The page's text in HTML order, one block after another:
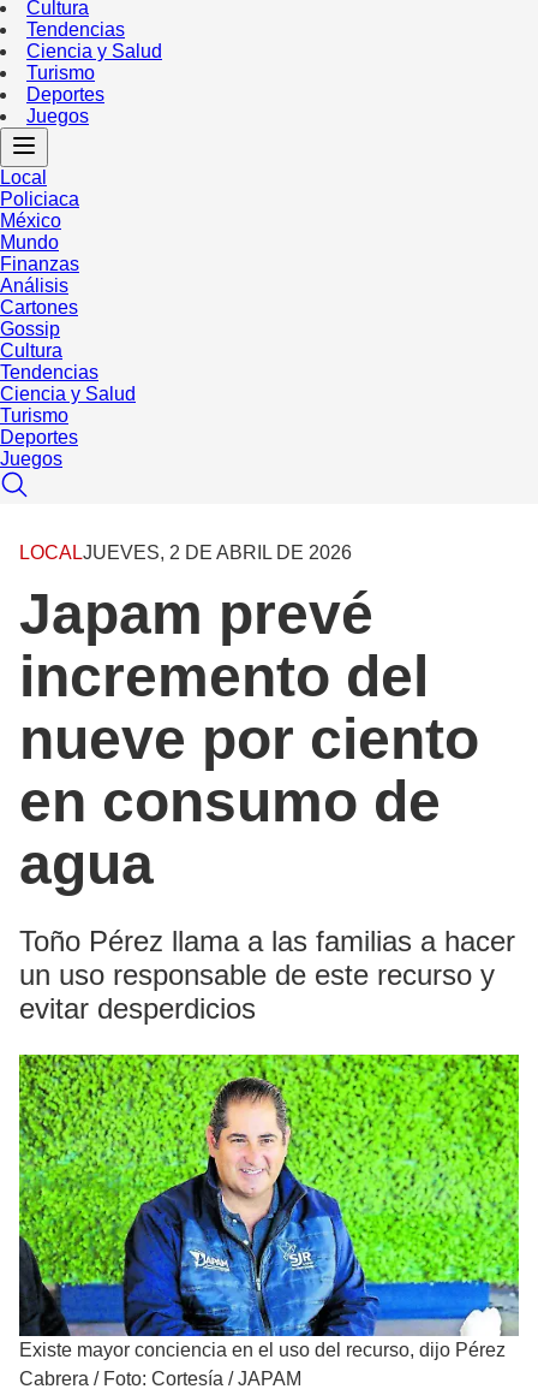
Cultura
Tendencias
Ciencia y Salud
Turismo
Deportes
Juegos
Local
Policiaca
México
Mundo
Finanzas
Análisis
Cartones
Gossip
Cultura
Tendencias
Ciencia y Salud
Turismo
Deportes
Juegos
LOCALJUEVES, 2 DE ABRIL DE 2026
Japam prevé
incremento del
nueve por ciento
en consumo de
agua
Toño Pérez llama a las familias a hacer
un uso responsable de este recurso y
evitar desperdicios
Existe mayor conciencia en el uso del recurso, dijo Pérez
Cabrera / Foto: Cortesía / JAPAM